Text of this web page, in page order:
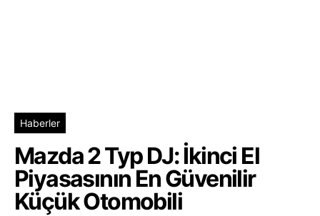
Haberler
Mazda 2 Typ DJ: İkinci El
Piyasasının En Güvenilir
Küçük Otomobili